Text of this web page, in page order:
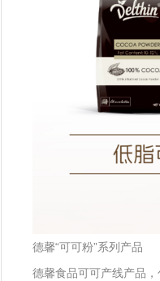
德馨“可可粉”系列产品
德馨食品可可产线产品